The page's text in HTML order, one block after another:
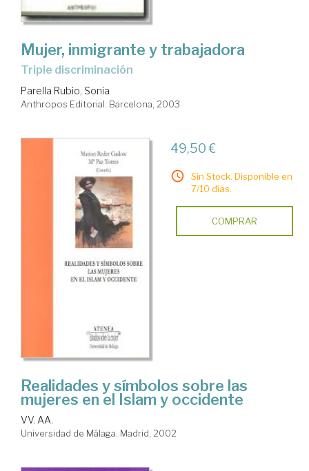
Mujer, inmigrante y trabajadora
triple discriminación
Parella Rubio, Sonia
Anthropos Editorial. Barcelona, 2003
49,50 €
Sin Stock. Disponible en
7/10 días.
COMPRAR
Realidades y símbolos sobre las
mujeres en el Islam y occidente
VV. AA.
Universidad de Málaga. Madrid, 2002